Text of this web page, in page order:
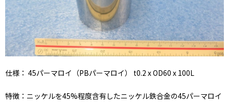
仕様： 45パーマロイ（PBパーマロイ） t0.2 x OD60 x 100L
特徴：ニッケルを45%程度含有したニッケル鉄合金の45パーマロイ